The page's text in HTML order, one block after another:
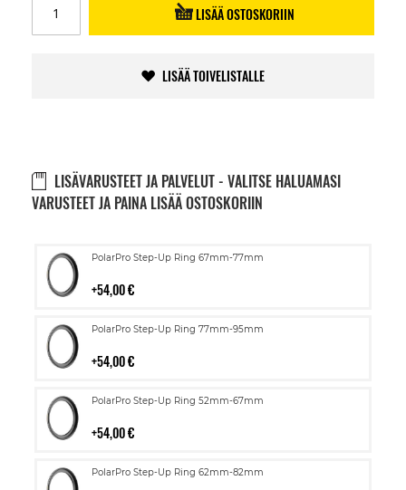
LISÄÄ OSTOSKORIIN
LISÄÄ TOIVELISTALLE
LISÄVARUSTEET JA PALVELUT - VALITSE HALUAMASI
VARUSTEET JA PAINA LISÄÄ OSTOSKORIIN
PolarPro Step-Up Ring 67mm-77mm
54,00 €
Lisää
PolarPro Step-Up Ring 77mm-95mm
54,00 €
Lisää
PolarPro Step-Up Ring 52mm-67mm
54,00 €
Lisää
PolarPro Step-Up Ring 62mm-82mm
Lisää